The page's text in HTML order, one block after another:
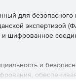
для
экспертизой
и шифрованное
и